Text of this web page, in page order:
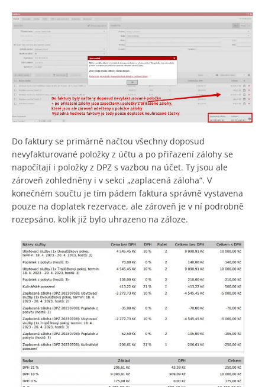
Do faktury se primárně načtou všechny doposud
nevyfakturované položky z účtu a po přiřazení zálohy se
napočítají i položky z DPZ s vazbou na účet. Ty jsou ale
zároveň zohledněny i v sekci „zaplacená záloha“. V
konečném součtu je tím pádem faktura správně vystavena
pouze na doplatek rezervace, ale zároveň je v ní podrobně
rozepsáno, kolik již bylo uhrazeno na záloze.